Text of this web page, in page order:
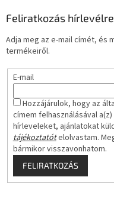
Feliratkozás hírlevélre
Adja meg az e-mail címét, és
termékeiről.
E-mail
Hozzájárulok, hogy az
címem felhasználásával a(z)
hírleveleket, ajánlatokat
tájékoztatótelolvastam.
bármikor visszavonhatom.
FELIRATKOZÁS